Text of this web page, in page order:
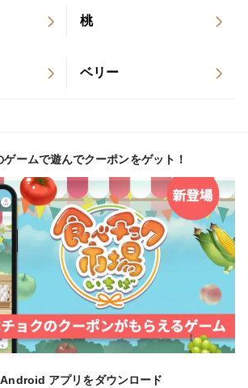
桃
ベリー
ゲームで遊んでクーポンをゲット！
アプリをダウンロード